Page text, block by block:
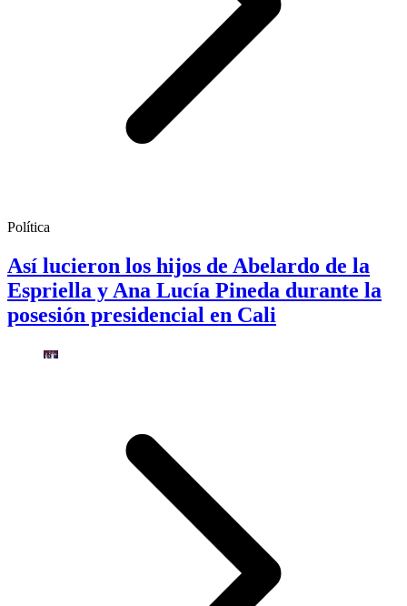
Política
Así lucieron los hijos de Abelardo de la
Espriella y Ana Lucía Pineda durante la
posesión presidencial en Cali